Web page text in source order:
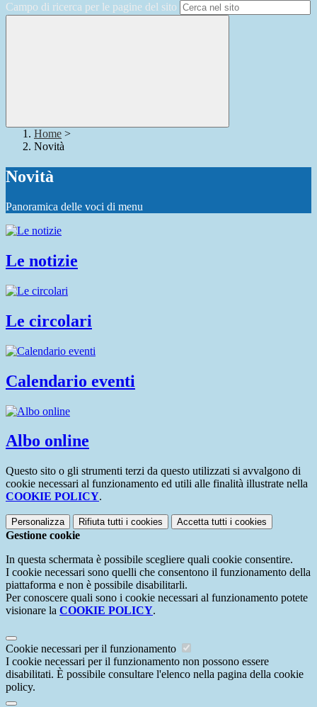
Campo di ricerca per le pagine del sito
Home >
Novità
Novità
Panoramica delle voci di menu
Le notizie
Le circolari
Calendario eventi
Albo online
Questo sito o gli strumenti terzi da questo utilizzati si avvalgono di
cookie necessari al funzionamento ed utili alle finalità illustrate nella
COOKIE POLICY.
Personalizza Rifiuta tutti i cookies Accetta tutti i cookies
Gestione cookie
In questa schermata è possibile scegliere quali cookie consentire.
I cookie necessari sono quelli che consentono il funzionamento della
piattaforma e non è possibile disabilitarli.
Per conoscere quali sono i cookie necessari al funzionamento potete
visionare la COOKIE POLICY.
Cookie necessari per il funzionamento
I cookie necessari per il funzionamento non possono essere
disabilitati. È possibile consultare l'elenco nella pagina della cookie
policy.